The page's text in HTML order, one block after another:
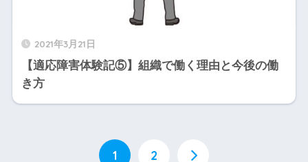
2021年3月21日
【適応障害体験記⑤】組織で働く理由と今後の働
き方
1 2